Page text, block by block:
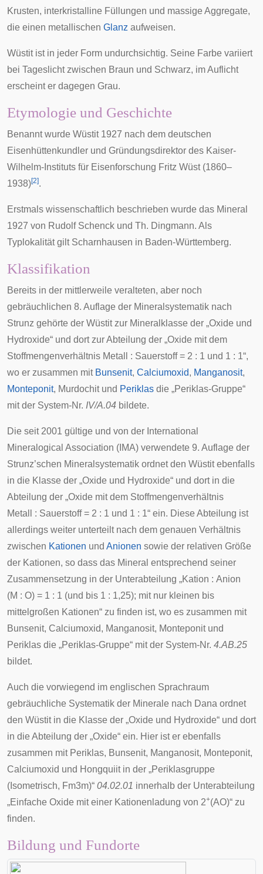
Krusten, interkristalline Füllungen und massige Aggregate,
die einen metallischen Glanz aufweisen.
Wüstit ist in jeder Form undurchsichtig. Seine Farbe variiert
bei Tageslicht zwischen Braun und Schwarz, im Auflicht
erscheint er dagegen Grau.
Etymologie und Geschichte
Benannt wurde Wüstit 1927 nach dem deutschen
Eisenhüttenkundler und Gründungsdirektor des Kaiser-
Wilhelm-Instituts für Eisenforschung Fritz Wüst(1860–
1938)[2].
Erstmals wissenschaftlich beschrieben wurde das Mineral
1927 von Rudolf Schenck und Th. Dingmann. Als
Typlokalitätgilt Scharnhausen in Baden-Württemberg.
Klassifikation
Bereits in der mittlerweile veralteten, aber noch
gebräuchlichen 8. Auflage der Mineralsystematik nach
Strunz gehörte der Wüstit zur Mineralklasse der „Oxide und
Hydroxide“ und dort zur Abteilung der „Oxide mit dem
Stoffmengenverhältnis Metall : Sauerstoff = 2 : 1 und 1 : 1“,
wo er zusammen mit Bunsenit, Calciumoxid, Manganosit,
Monteponit, Murdochitund Periklas die „Periklas-Gruppe“
mit der System-Nr. IV/A.04 bildete.
Die seit 2001 gültige und von der International
Mineralogical Association (IMA) verwendete 9. Auflage der
Strunz’schen Mineralsystematik ordnet den Wüstit ebenfalls
in die Klasse der „Oxide und Hydroxide“ und dort in die
Abteilung der „Oxide mit dem Stoffmengenverhältnis
Metall : Sauerstoff = 2 : 1 und 1 : 1“ ein. Diese Abteilung ist
allerdings weiter unterteilt nach dem genauen Verhältnis
zwischen Kationen und Anionen sowie der relativen Größe
der Kationen, so dass das Mineral entsprechend seiner
Zusammensetzung in der Unterabteilung „Kation : Anion
(M : O) = 1 : 1 (und bis 1 : 1,25); mit nur kleinen bis
mittelgroßen Kationen“ zu finden ist, wo es zusammen mit
Bunsenit, Calciumoxid, Manganosit, Monteponit und
Periklas die „Periklas-Gruppe“ mit der System-Nr. 4.AB.25
bildet.
Auch die vorwiegend im englischen Sprachraum
gebräuchliche Systematik der Minerale nach Dana ordnet
den Wüstit in die Klasse der „Oxide und Hydroxide“ und dort
in die Abteilung der „Oxide“ ein. Hier ist er ebenfalls
zusammen mit Periklas, Bunsenit, Manganosit, Monteponit,
Calciumoxid und Hongquiitin der „Periklasgruppe
(Isometrisch, Fm3m)“ 04.02.01 innerhalb der Unterabteilung
„Einfache Oxide mit einer Kationenladung von 2+(AO)“ zu
finden.
Bildung und Fundorte